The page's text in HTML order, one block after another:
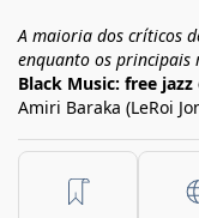
A maioria dos críticos
enquanto os principais
Black Music: free
Amiri Baraka (LeRoi